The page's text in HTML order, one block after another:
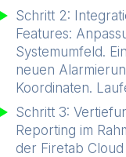
Schritt 2:
Features:
Systemumfeld.
neuen
Koordinaten.
Schritt 3:
Reporting im
der Firetab